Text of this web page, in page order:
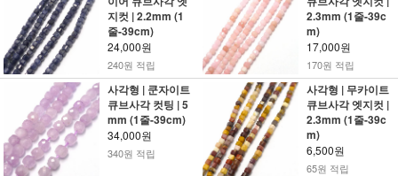
지컷 | 2.2mm (1
줄-39cm)
24,000원
240원 적립
2.3mm (1줄-39c
m)
17,000원
170원 적립
사각형 | 쿤자이트
큐브사각 컷팅 | 5
mm (1줄-39cm)
34,000원
340원 적립
사각형 | 무카이트
큐브사각 엣지컷 |
2.3mm (1줄-39c
m)
6,500원
65원 적립